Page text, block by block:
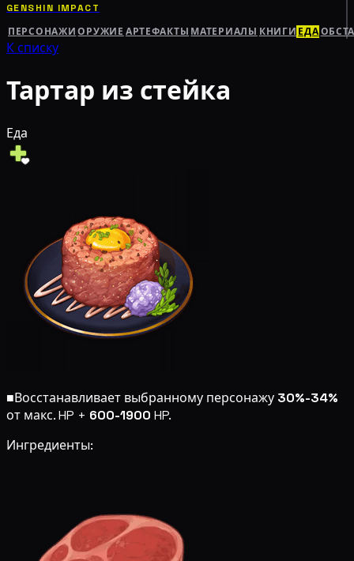
GENSHIN IMPACT
ПЕРСОНАЖИ ОРУЖИЕ АРТЕФАКТЫ МАТЕРИАЛЫ КНИГИ ЕДА
К списку
Тартар из стейка
Еда
■Восстанавливает выбранному персонажу 30%-34%
от макс. HP + 600-1900 HP.
Ингредиенты: